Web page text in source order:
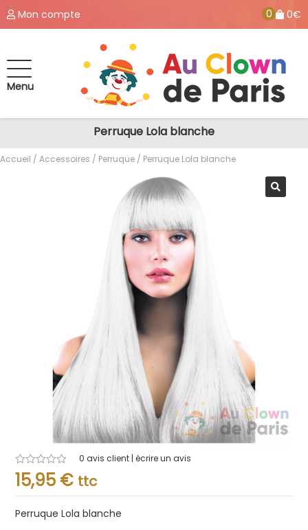
Mon compte 0 0€
Menu
Perruque Lola blanche
Accueil / Accessoires / Perruque / Perruque Lola blanche
Note
0.001
sur
0 avis client | écrire un avis
15,95 € ttc
Perruque Lola blanche